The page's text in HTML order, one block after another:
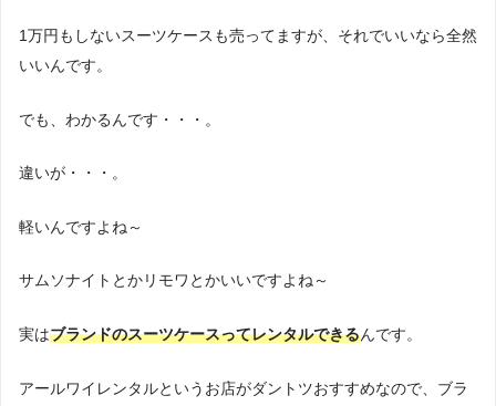
1万円もしないスーツケースも売ってますが、それでいいなら全然
いいんです。
でも、わかるんです・・・。
違いが・・・。
軽いんですよね～
サムソナイトとかリモワとかいいですよね～
実はブランドのスーツケースってレンタルできるんです。
アールワイレンタルというお店がダントツおすすめなので、ブラ